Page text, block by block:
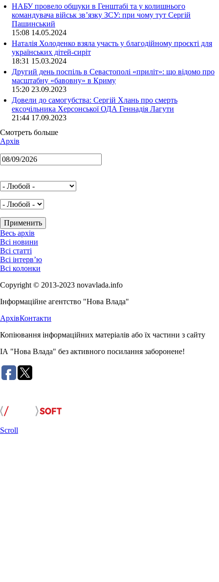
НАБУ провело обшуки в Генштабі та у колишнього
командувача військ зв’язку ЗСУ: при чому тут Сергій
Пашинський
15:08 14.05.2024
Наталія Холоденко взяла участь у благодійному проєкті для
українських дітей-сиріт
18:31 15.03.2024
Другий день поспіль в Севастополі «приліт»: що відомо про
масштабну «бавовну» в Криму
15:20 23.09.2023
Довели до самогубства: Сергій Хлань про смерть
ексочільника Херсонської ОДА Геннадія Лагути
21:44 17.09.2023
Смотреть больше
Архів
Весь архів
Всі новини
Всі статті
Всі інтерв’ю
Всі колонки
Copyright © 2013-2023 novavlada.info
Інформаційне агентство "Нова Влада"
АрхівКонтакти
Копіювання інформаційних матеріалів або їх частини з сайту
ІА "Нова Влада" без активного посилання заборонене!
Scroll